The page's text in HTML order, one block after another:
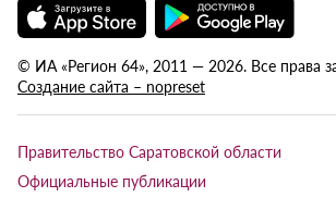
© ИА «Регион 64», 2011 — 2026. Все права
Создание сайта – nopreset
Правительство Саратовской области
Официальные публикации